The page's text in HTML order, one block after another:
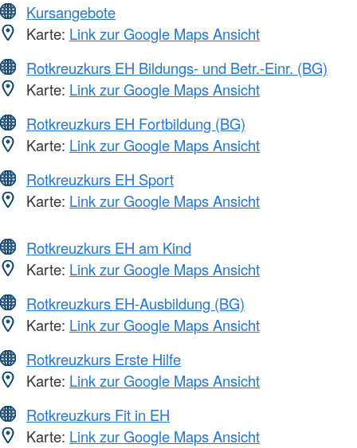
Kursangebote
Karte: Link zur Google Maps Ansicht
Rotkreuzkurs EH Bildungs- und Betr.-Einr. (BG)
Karte: Link zur Google Maps Ansicht
Rotkreuzkurs EH Fortbildung (BG)
Karte: Link zur Google Maps Ansicht
Rotkreuzkurs EH Sport
Karte: Link zur Google Maps Ansicht
Rotkreuzkurs EH am Kind
Karte: Link zur Google Maps Ansicht
Rotkreuzkurs EH-Ausbildung (BG)
Karte: Link zur Google Maps Ansicht
Rotkreuzkurs Erste Hilfe
Karte: Link zur Google Maps Ansicht
Rotkreuzkurs Fit in EH
Karte: Link zur Google Maps Ansicht